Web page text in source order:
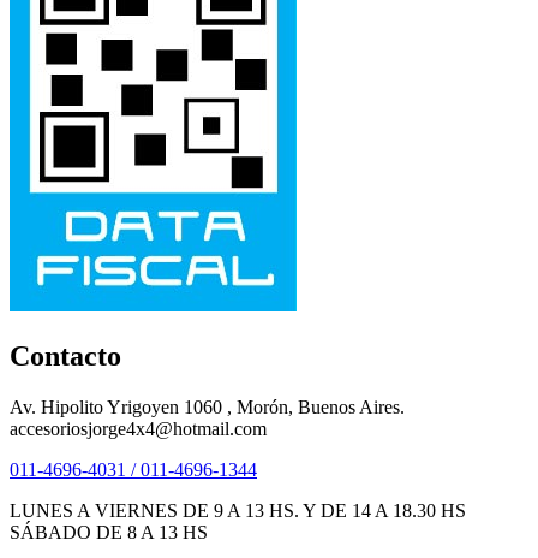
Contacto
Av. Hipolito Yrigoyen 1060 , Morón, Buenos Aires.
accesoriosjorge4x4@hotmail.com
011-4696-4031 / 011-4696-1344
LUNES A VIERNES DE 9 A 13 HS. Y DE 14 A 18.30 HS
SÁBADO DE 8 A 13 HS